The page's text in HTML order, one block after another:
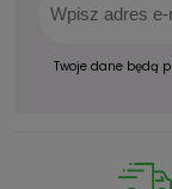
Twoje dane będą